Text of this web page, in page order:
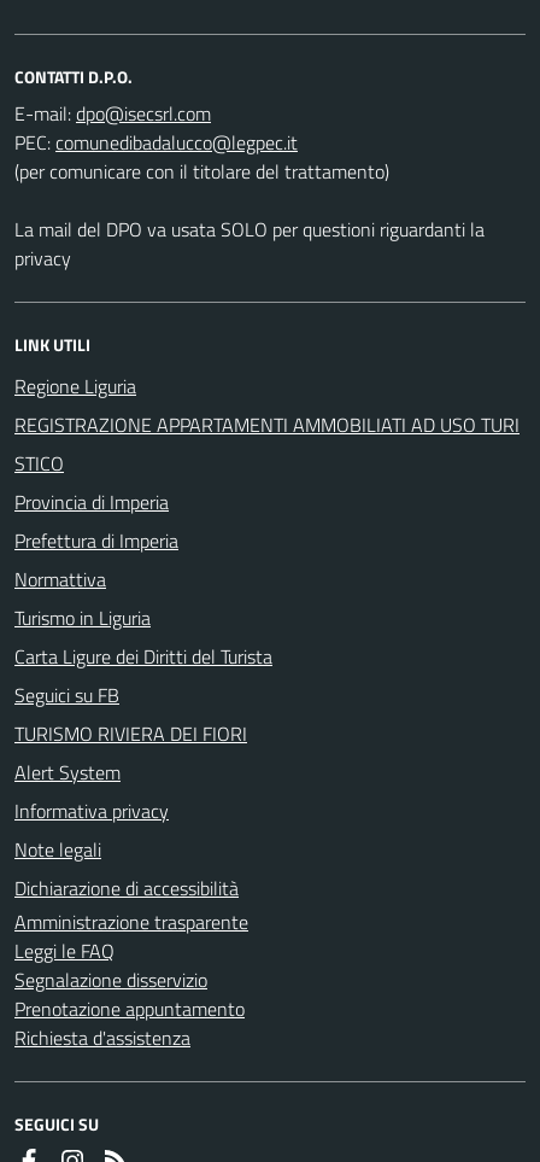
CONTATTI D.P.O.
E-mail:
PEC:
(per comunicare con il titolare del trattamento)
La mail del DPO va usata SOLO per questioni riguardanti la
privacy
LINK UTILI
Regione Liguria
REGISTRAZIONE APPARTAMENTI AMMOBILIATI AD USO TURI
STICO
Provincia di Imperia
Prefettura di Imperia
Normattiva
Turismo in Liguria
Carta Ligure dei Diritti del Turista
Seguici su FB
TURISMO RIVIERA DEI FIORI
Alert System
Informativa privacy
Note legali
Dichiarazione di accessibilità
Amministrazione trasparente
Leggi le FAQ
Segnalazione disservizio
Prenotazione appuntamento
Richiesta d'assistenza
SEGUICI SU